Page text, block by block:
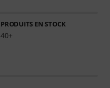
PRODUITS EN STOCK
40+